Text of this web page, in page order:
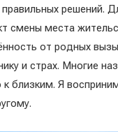
решений.
смены места
от родных
и страх. Многие
к близким. Я